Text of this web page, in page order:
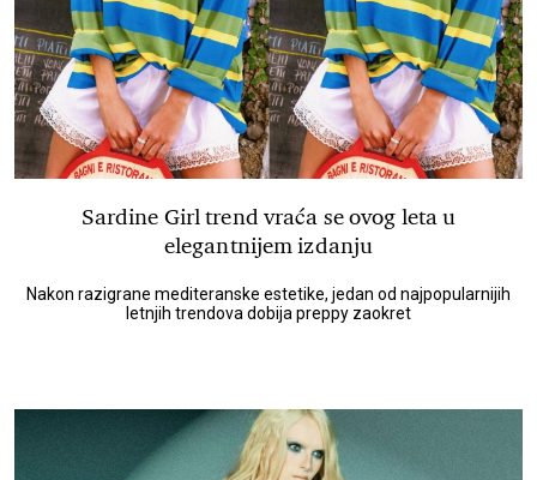
Sardine Girl trend vraća se ovog leta u
elegantnijem izdanju
Nakon razigrane mediteranske estetike, jedan od najpopularnijih
letnjih trendova dobija preppy zaokret